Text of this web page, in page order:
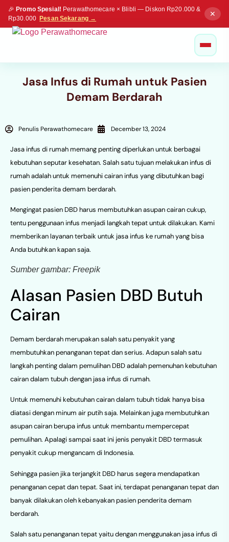
🎉 Promo Spesial! Perawathomecare × Blibli — Diskon Rp20.000 &
Rp30.000 Pesan Sekarang →
✕
Jasa Infus di Rumah untuk Pasien
Demam Berdarah
Penulis Perawathomecare December 13, 2024
Jasa infus di rumah memang penting diperlukan untuk berbagai
kebutuhan seputar kesehatan. Salah satu tujuan melakukan infus di
rumah adalah untuk memenuhi cairan infus yang dibutuhkan bagi
pasien penderita demam berdarah.
Mengingat pasien DBD harus membutuhkan asupan cairan cukup,
tentu penggunaan infus menjadi langkah tepat untuk dilakukan. Kami
memberikan layanan terbaik untuk jasa infus ke rumah yang bisa
Anda butuhkan kapan saja.
Sumber gambar: Freepik
Alasan Pasien DBD Butuh
Cairan
Demam berdarah merupakan salah satu penyakit yang
membutuhkan penanganan tepat dan serius. Adapun salah satu
langkah penting dalam pemulihan DBD adalah pemenuhan kebutuhan
cairan dalam tubuh dengan jasa infus di rumah.
Untuk memenuhi kebutuhan cairan dalam tubuh tidak hanya bisa
diatasi dengan minum air putih saja. Melainkan juga membutuhkan
asupan cairan berupa infus untuk membantu mempercepat
pemulihan. Apalagi sampai saat ini jenis penyakit DBD termasuk
penyakit cukup mengancam di Indonesia.
Sehingga pasien jika terjangkit DBD harus segera mendapatkan
penanganan cepat dan tepat. Saat ini, terdapat penanganan tepat dan
banyak dilakukan oleh kebanyakan pasien penderita demam
berdarah.
Salah satu penanganan tepat yaitu dengan menggunakan jasa infus di